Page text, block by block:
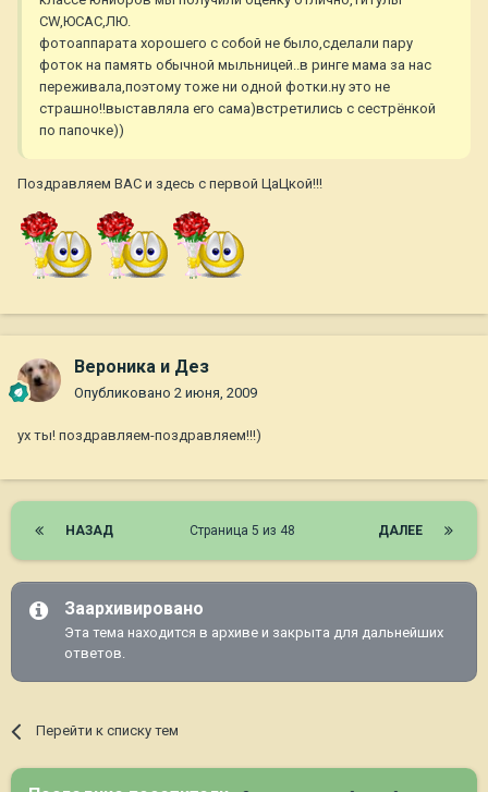
CW,ЮСАС,ЛЮ.
фотоаппарата хорошего с собой не было,сделали пару
фоток на память обычной мыльницей..в ринге мама за нас
переживала,поэтому тоже ни одной фотки.ну это не
страшно!!выставляла его сама)встретились с сестрёнкой
по папочке))
Поздравляем ВАС и здесь с первой ЦаЦкой!!!
Вероника и Дез
Опубликовано 2 июня, 2009
ух ты! поздравляем-поздравляем!!!)
НАЗАД ДАЛЕЕ
Страница 5 из 48
Заархивировано
Эта тема находится в архиве и закрыта для дальнейших
ответов.
Перейти к списку тем